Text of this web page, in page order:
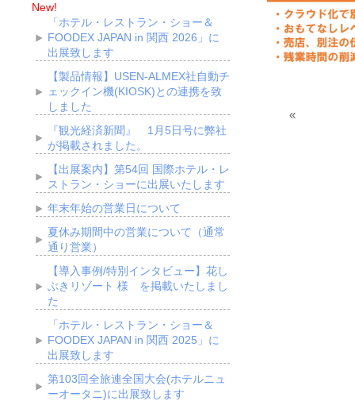
«
New!
「ホテル・レストラン・ショー＆
FOODEX JAPAN in 関西 2026」に
出展致します
【製品情報】USEN-ALMEX社自動チ
ェックイン機(KIOSK)との連携を致
しました
『観光経済新聞』 1月5日号に弊社
が掲載されました。
【出展案内】第54回 国際ホテル・レ
ストラン・ショーに出展いたします
年末年始の営業日について
夏休み期間中の営業について（通常
通り営業）
【導入事例/特別インタビュー】花し
ぶきリゾート 様 を掲載いたしまし
た
「ホテル・レストラン・ショー＆
FOODEX JAPAN in 関西 2025」に
出展致します
第103回全旅連全国大会(ホテルニュ
ーオータニ)に出展致します